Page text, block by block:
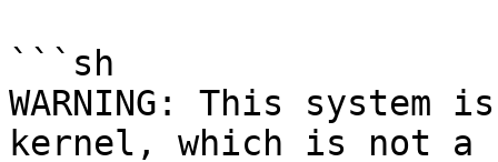
```sh
WARNING: This system
kernel, which is not a